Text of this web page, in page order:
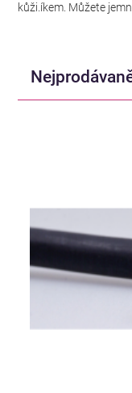
kůži.íkem. Můžete